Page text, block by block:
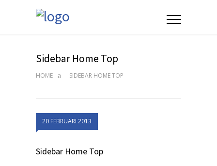
Sidebar Home Top
HOME SIDEBAR HOME TOP
20 FEBRUARI 2013
Sidebar Home Top